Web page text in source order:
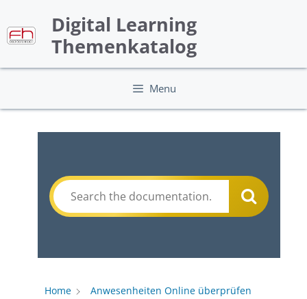
content
Digital Learning
Themenkatalog
Menu
Home
Anwesenheiten Online überprüfen